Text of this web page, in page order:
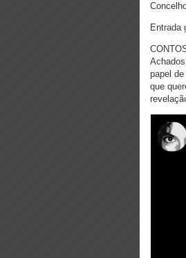
Entrada
papel
que